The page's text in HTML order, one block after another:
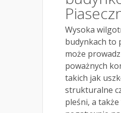
Wysoka
budynkach to
może
poważnych
takich jak
strukturalne
pleśni, a także